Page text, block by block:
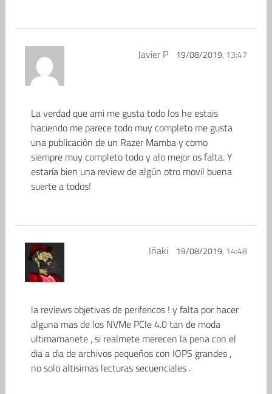
Javier P 19/08/2019, 13:47
La verdad que ami me gusta todo los he estais
haciendo me parece todo muy completo me gusta
una publicación de un Razer Mamba y como
siempre muy completo todo y alo mejor os falta. Y
estaría bien una review de algún otro movil buena
suerte a todos!
Iñaki 19/08/2019, 14:48
la reviews objetivas de perifericos ! y falta por hacer
alguna mas de los NVMe PCIe 4.0 tan de moda
ultimamanete , si realmete merecen la pena con el
dia a dia de archivos pequeños con IOPS grandes ,
no solo altisimas lecturas secuenciales .